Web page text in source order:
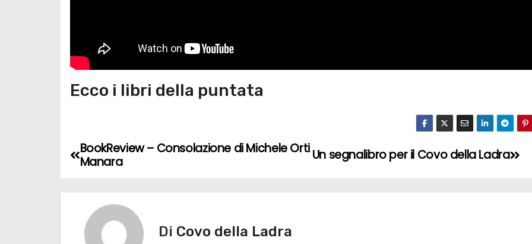
Ecco i libri della puntata
N
Un segnalibro per il Covo della Ladra
BookReview – Consolazione di Michele Orti
Manara
Di Covo della Ladra